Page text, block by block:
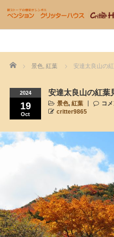
Home 景色, 紅葉 安達太良山の
2024
19
Oct
安達太良山の紅葉
景色, 紅葉
コ
critter9865